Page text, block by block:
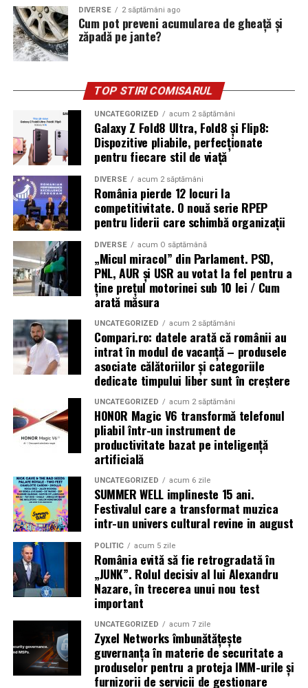
DIVERSE 2 săptămâni ago
Cum pot preveni acumularea de gheață și
zăpadă pe jante?
TOP STIRI COMISARUL
UNCATEGORIZED acum 2 săptămâni
Galaxy Z Fold8 Ultra, Fold8 și Flip8:
Dispozitive pliabile, perfecționate
pentru fiecare stil de viață
DIVERSE acum 2 săptămâni
România pierde 12 locuri la
competitivitate. O nouă serie RPEP
pentru liderii care schimbă organizații
DIVERSE acum O săptămână
„Micul miracol” din Parlament. PSD,
PNL, AUR și USR au votat la fel pentru a
ține prețul motorinei sub 10 lei / Cum
arată măsura
UNCATEGORIZED acum 2 săptămâni
Compari.ro: datele arată că românii au
intrat în modul de vacanță – produsele
asociate călătoriilor și categoriile
dedicate timpului liber sunt în creștere
UNCATEGORIZED acum 2 săptămâni
HONOR Magic V6 transformă telefonul
pliabil într-un instrument de
productivitate bazat pe inteligență
artificială
UNCATEGORIZED acum 6 zile
SUMMER WELL implineste 15 ani.
Festivalul care a transformat muzica
intr-un univers cultural revine in august
POLITIC acum 5 zile
România evită să fie retrogradată în
„JUNK”. Rolul decisiv al lui Alexandru
Nazare, în trecerea unui nou test
important
UNCATEGORIZED acum 7 zile
Zyxel Networks îmbunătățește
guvernanța în materie de securitate a
produselor pentru a proteja IMM-urile și
furnizorii de servicii de gestionare